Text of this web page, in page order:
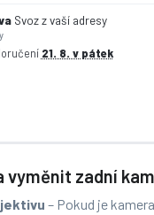
Svoz z vaší adresy
21. 8. v pátek
vyměnit zadní
– Pokud je